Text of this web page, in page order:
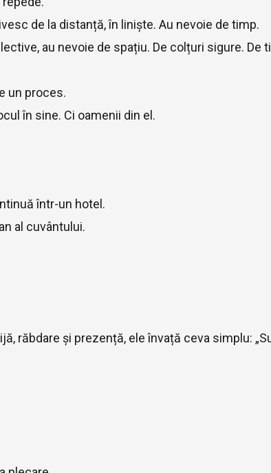
de la distanță, în liniște. Au nevoie de timp.
au nevoie de spațiu. De colțuri sigure. De
un proces.
în sine. Ci oamenii din el.
într-un hotel.
al cuvântului.
răbdare și prezență, ele învață ceva simplu: